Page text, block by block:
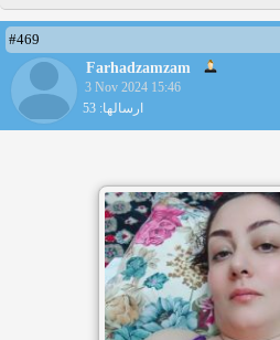
#469
Farhadzamzam
3 Nov 2024 15:46
ارسالها: 53